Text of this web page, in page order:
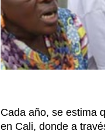
Cada año, se estima
en Cali, donde a